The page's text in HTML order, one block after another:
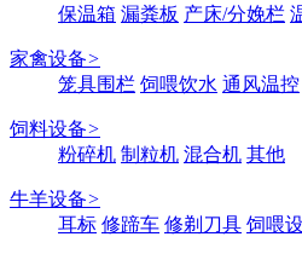
保温箱 漏粪板 产床/分娩栏
家禽设备>
笼具围栏 饲喂饮水 通风温控
饲料设备>
粉碎机 制粒机 混合机 其他
牛羊设备>
耳标 修蹄车 修剃刀具 饲喂